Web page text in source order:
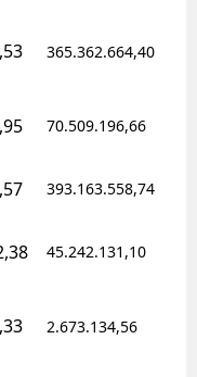
Yalova
Karabük
Osmaniye
365.362.664,40
70.509.196,66
393.163.558,74
45.242.131,10
2.673.134,56